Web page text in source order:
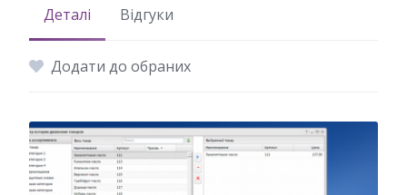
Деталі Відгуки
Додати до обраних